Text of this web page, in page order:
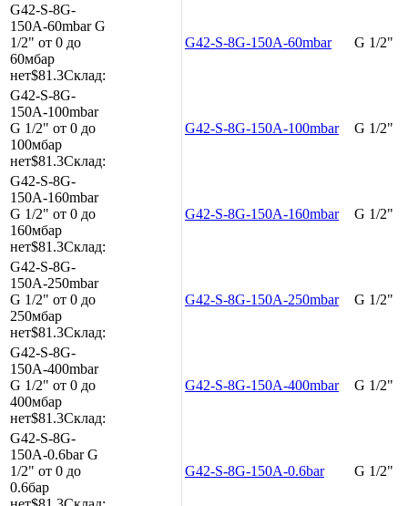
G42-S-8G-
150A-60mbarG
1/2" от 0 до
60мбар
нет$81.3Склад:
G42-S-8G-150A-60mbar G 1/2"
G42-S-8G-
150A-100mbar
G 1/2" от 0 до
100мбар
нет$81.3Склад:
G42-S-8G-150A-100mbar G 1/2"
G42-S-8G-
150A-160mbar
G 1/2" от 0 до
160мбар
нет$81.3Склад:
G42-S-8G-150A-160mbar G 1/2"
G42-S-8G-
150A-250mbar
G 1/2" от 0 до
250мбар
нет$81.3Склад:
G42-S-8G-150A-250mbar G 1/2"
G42-S-8G-
150A-400mbar
G 1/2" от 0 до
400мбар
нет$81.3Склад:
G42-S-8G-150A-400mbar G 1/2"
G42-S-8G-
150A-0.6barG
1/2" от 0 до
0.6бар
G42-S-8G-150A-0.6bar G 1/2"